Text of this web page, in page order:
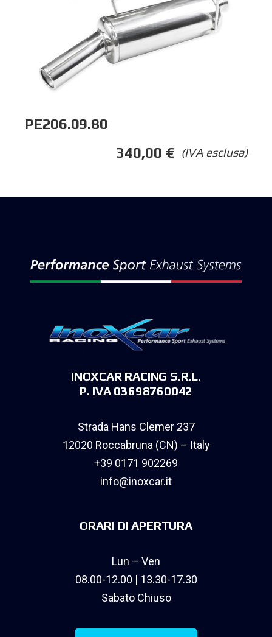
PE206.09.80
(IVA esclusa)
340,00 €
INOXCAR RACING S.R.L.
P. IVA 03698760042
Strada Hans Clemer 237
12020 Roccabruna (CN) – Italy
+39 0171 902269
info@inoxcar.it
ORARI DI APERTURA
Lun – Ven
08.00-12.00 | 13.30-17.30
Sabato Chiuso